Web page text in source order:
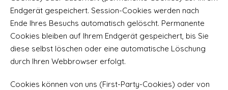
Endgerät gespeichert. Session-Cookies werden nach
Ende Ihres Besuchs automatisch gelöscht. Permanente
Cookies bleiben auf Ihrem Endgerät gespeichert, bis Sie
diese selbst löschen oder eine automatische Löschung
durch Ihren Webbrowser erfolgt.
Cookies können von uns (First-Party-Cookies) oder von